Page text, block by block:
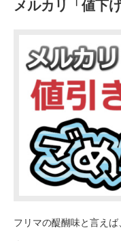
メルカリ「値下
フリマの醍醐味と言え